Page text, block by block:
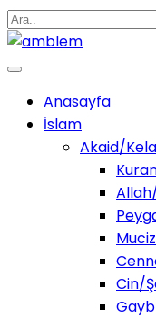
Anasayfa
İslam
Akaid/
Cin/